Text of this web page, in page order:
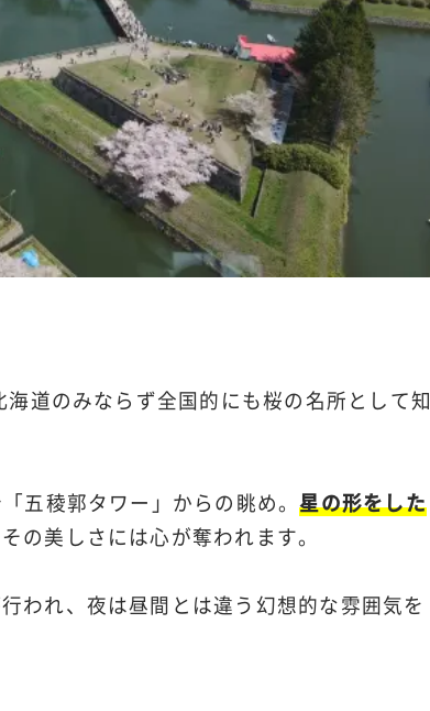
道のみならず全国的にも桜の名所として知
五稜郭タワー」からの眺め。星の形をした
の美しさには心が奪われます。
われ、夜は昼間とは違う幻想的な雰囲気を